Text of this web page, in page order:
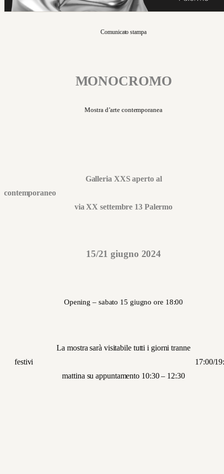
Comunicato stampa
MONOCROMO
Mostra d’arte contemporanea
Galleria XXS aperto al
via XX settembre 13 Palermo
15/21 giugno 2024
Opening – sabato 15 giugno ore 18:00
La mostra sarà visitabile tutti i giorni tranne
festivi 17:00/
mattina su appuntamento 10:30 – 12:30